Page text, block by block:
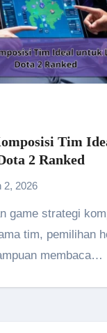
Tim
2 Ranked
2, 2026
tim, pemilihan
membaca…